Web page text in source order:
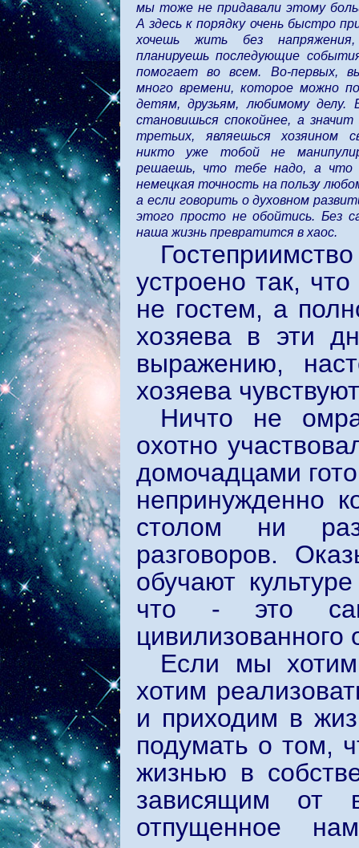
мы тоже не придавали этому
А здесь к порядку очень быстро
хочешь жить без
планируешь последующие
помогает во всем. Во-первых,
много времени, которое можно
детям, друзьям, любимому делу.
становишься спокойнее, а значит
третьих, являешься хозяином
никто уже тобой не
решаешь, что тебе надо, а что
немецкая точность на пользу
а если говорить о духовном
этого просто не обойтись. Без
наша жизнь превратится в хаос.
устроено так,
не гостем, а
хозяева в эти
выражению,
хозяева
Ничто не
охотно
домочадцами
непринужденно
столом ни
разговоров.
обучают
что - это
Если мы
хотим
и приходим в
подумать о том,
жизнью в
зависящим от
отпущенное